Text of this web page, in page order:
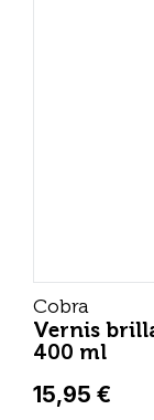
Cobra
Vernis
400 ml
15,95 €